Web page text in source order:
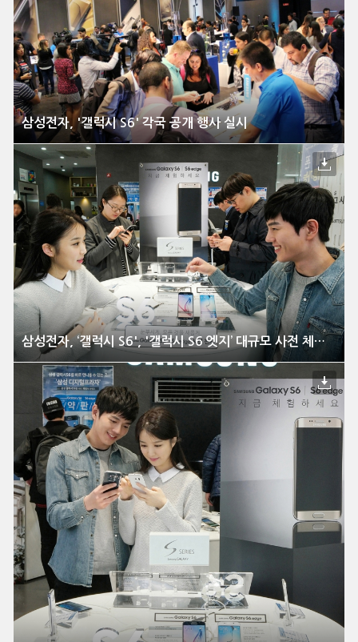
삼성전자, '갤럭시 S6' 각국 공개 행사 실시
삼성전자, ‘갤럭시 S6', '갤럭시 S6 엣지’ 대규모 사전 체험 행사 전격 실시